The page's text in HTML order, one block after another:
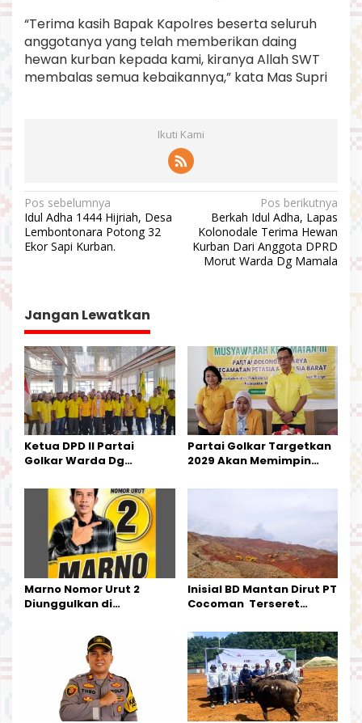
“Terima kasih Bapak Kapolres beserta seluruh
anggotanya yang telah memberikan daing
hewan kurban kepada kami, kiranya Allah SWT
membalas semua kebaikannya,” kata Mas Supri
Ikuti Kami
N
a
v
a
s
i
p
o
s
Pos sebelumnya
Idul Adha 1444 Hijriah, Desa
Lembontonara Potong 32
Ekor Sapi Kurban.
Pos berikutnya
Berkah Idul Adha, Lapas
Kolonodale Terima Hewan
Kurban Dari Anggota DPRD
Morut Warda Dg Mamala
Jangan Lewatkan
Ketua DPD II Partai
Golkar Warda Dg
Pengurus Parti
Kecamatan Petasia dan
Kecamatan Petbar
Partai Golkar Targetkan
2029 Akan Memimpin
Marno Nomor Urut 2
Diunggulkan di
Kesederhanaannya Jadi
Harapan Warga
Inisial BD Mantan Dirut PT
Cocoman Terseret
Tata Kelola Tambang
Kalimantan Barat